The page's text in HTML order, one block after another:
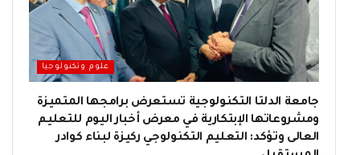
علوم وتكنولوجيا
جامعة الدلتا التكنولوجية تستعرض برامجها المتميزة
ومشروعاتها الإبتكارية في معرض أخبار اليوم للتعليم
العالى وتؤكد: التعليم التكنولوجي ركيزة لبناء كوادر